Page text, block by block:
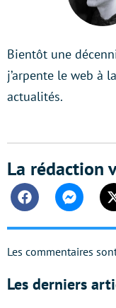
Bientôt une
j’arpente le web à
actualités.
La rédaction
Facebook
Les commentaires
Les derniers